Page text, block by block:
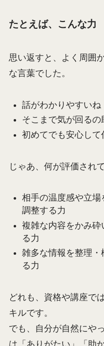
たとえば、こんな力
思い返すと、よく周囲
な言葉でした。
話がわかりやすいね
そこまで気が回るの
初めてでも安心して
じゃあ、何が評価され
相手の温度感や立
調整する力
複雑な内容をかみ砕
る力
雑多な情報を整理
る力
どれも、資格や講座で
キルです。
でも、自分が自然にや